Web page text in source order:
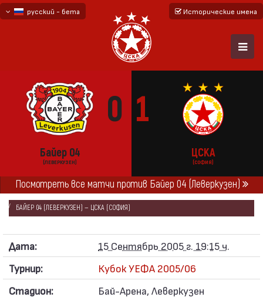
русский - бета
Исторические имена
0 1
Байер 04
(ЛЕВЕРКУЗЕН)
ЦСКА
(СОФИЯ)
Посмотреть все матчи против Байер 04 (Леверкузен)
ГЛАВНАЯ СЕЗОНЫ 2005/06
КУБОК УЕФА 2005/06
БАЙЕР 04 (ЛЕВЕРКУЗЕН) — ЦСКА (СОФИЯ)
Дата:
15 Сентябрь 2005 г. 19:15 ч.
Турнир:
Кубок УЕФА 2005/06
Стадион:
Бай-Арена, Леверкузен